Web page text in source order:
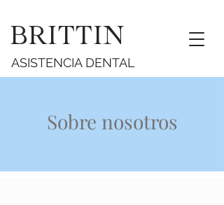
BRITTIN
ASISTENCIA DENTAL
Sobre nosotros